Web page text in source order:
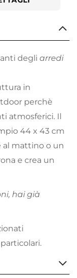
degli arredi
in
perchè
atmosferici. Il
44 x 43 cm
al mattino o un
e crea un
hai già
a